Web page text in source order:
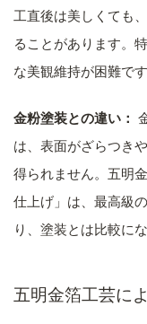
工直後は美しくても
ることがあります。
な美観維持が困難です
金粉塗装との違い：
は、表面がざらつき
得られません。五明
仕上げ」は、最高級
り、塗装とは比較に
五明金箔工芸に